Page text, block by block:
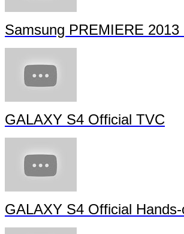
Samsung PREMIERE 2013
GALAXY S4 Official TVC
GALAXY S4 Official Hands-